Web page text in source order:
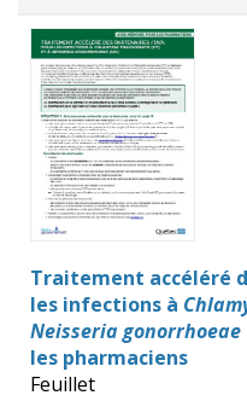
Traitement accéléré
les infections à
Neisseria gonorrhoeae
les pharmaciens
Feuillet